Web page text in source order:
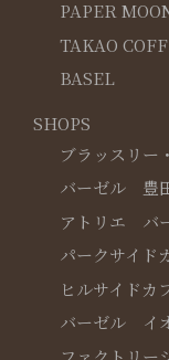
PAPER
TAKAO
BASEL
SHOPS
ブラッスリー
バーゼル 豊
アトリエ バ
パークサイド
ヒルサイド
バーゼル イ